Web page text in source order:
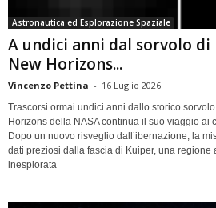
Astronautica ed Esplorazione Spaziale
A undici anni dal sorvolo di
New Horizons...
Vincenzo Pettina - 16 Luglio 2026
Trascorsi ormai undici anni dallo storico
Horizons della NASA continua il suo viaggio ai
Dopo un nuovo risveglio dall’ibernazione, la
dati preziosi dalla fascia di Kuiper, una regione
inesplorata